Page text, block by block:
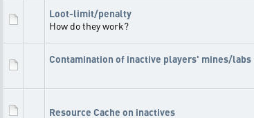
Loot-limit/penalty
How do they work?
Contamination of inactive players' mines/labs
Resource Cache on inactives